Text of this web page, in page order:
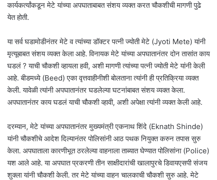
कार्यकर्त्यांकडून मेटे यांच्या अपघाताबाबत संशय व्यक्त करत चौकशीची मागणी पुढे
येत होती.
या सर्व घडामोडीनंतर मेटे व त्यांच्या डॉक्टर पत्नी ज्योती मेटे (Jyoti Mete) यांनी
मृत्यूबाबत संशय व्यक्त केला आहे. विनायक मेटे यांच्या अपघातानंतर दोन तासांत काय
घडलं ? याची चौकशी व्हायला हवी, अशी मागणी त्यांच्या पत्नी ज्योती मेटे यांनी केली
आहे. बीडमध्ये (Beed) एका वृत्तवाहीनीशी बोलताना त्यांनी ही प्रतिक्रिया व्यक्त
केली. यावेळी त्यांनी अपघातानंतर घडलेल्या घटनांबाबत संशय व्यक्त केला.
अपघातानंतर काय घडलं याची चौकशी व्हावी, अशी अपेक्षा त्यांनी व्यक्त केली आहे.
दरम्यान, मेटे यांच्या अपघातानंतर मुख्यमंत्री एकनाथ शिंदे (Eknath Shinde)
यांनी चौकशीचे आदेश दिल्यानंतर पोलिसांनी आठ पथक नियुक्त करुन तपास सुरु
केला. अपघाताला कारणीभूत ठरलेल्या वाहनाला ताब्यात घेण्यात पोलिसांना (Police)
यश आले आहे. या अपघात प्रकरणी तीन साक्षीदारांची खालापुरचे डिवायएसपी संजय
शुक्ला यांनी चौकशी केली. तर मेटे यांच्या वाहन चालकाची चौकशी सुरु आहे. मेटे